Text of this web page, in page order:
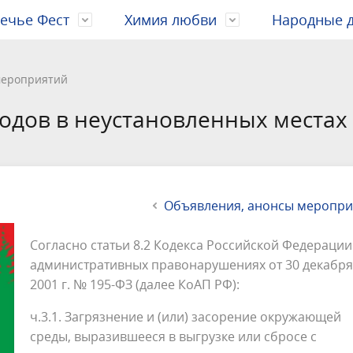
о городе
городского округа
услуги
коррупции Оценка регулирующего
деятельность
и соцзащита
профиль
и имущественным
Перспективные
инвестиционный
Задать вопрос
Фест Химия любви
праздничных
Народные
в неустановленных местах
Объявления, анонсы
Согласно статьи 8.2 Кодекса Российской
административных правонарушениях от 30 декабря
2001 г. № 195-ФЗ (далее КоАП РФ):
ч.3.1. Загрязнение и (или) засорение окружающей
среды, выразившееся в выгрузке или сбросе с